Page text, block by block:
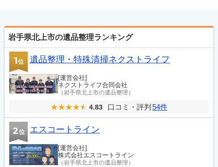
岩手県北上市の遺品整理ランキング
1位 遺品整理・特殊清掃ネクストライフ
[運営会社]
ネクストライフ合同会社
（岩手県北上市の遺品整理）
4.83 口コミ・評判 54件
2位 エスコートライン
[運営会社]
株式会社エスコートライン
（岩手県北上市の遺品整理）